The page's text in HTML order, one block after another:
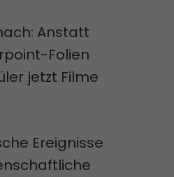
Anstatt
Folien
jetzt Filme
Ereignisse